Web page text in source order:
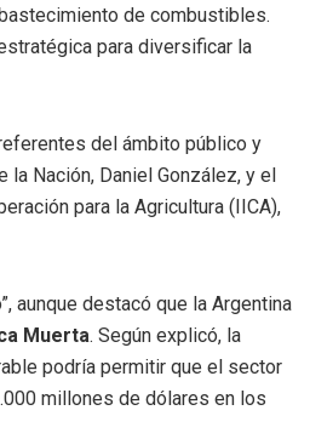
de combustibles.
para diversificar la
del ámbito público y
Nación, Daniel González, y el
para la Agricultura (IICA),
aunque destacó que la Argentina
Muerta. Según explicó, la
podría permitir que el sector
millones de dólares en los